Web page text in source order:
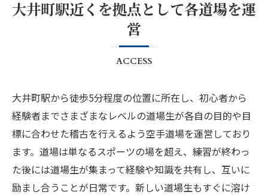
大井町駅近くを拠点として各道場を運
営
ACCESS
大井町駅から徒歩5分程度の位置に所在し、初心者から
経験者までさまざまなレベルの道場生が各自の目的や目
標に合わせた稽古を行えるよう空手道場を運営しており
ます。道場は単なるスポーツの場を超え、練習が終わっ
た後には道場生が集まって経験や知識を共有し、互いに
励まし合うことが日常です。新しい道場生もすぐに溶け